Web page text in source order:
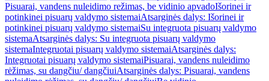
Pisuarai, vandens nuleidimo režimas, be vidinio apvadoIšorinei ir
potinkinei pisuarų valdymo sistemaiAtsarginės dalys: Išorinei ir
potinkinei pisuarų valdymo sistemaiSu integruota pisuarų valdymo
sistemaAtsarginės dalys: Su integruota pisuarų valdymo
sistemaIntegruotai pisuarų valdymo sistemaiAtsarginės dalys:
Integruotai pisuarų valdymo sistemaiPisuarai, vandens nuleidimo
rėžimas, su dangčiu/ dangčiuiAtsarginės dalys: Pisuarai, vandens